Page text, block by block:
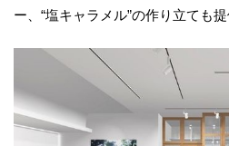
ー、“塩キャラメル”の作り立ても提